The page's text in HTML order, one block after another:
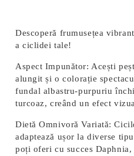
Descoperă frumusețea
a ciclidei tale!
Aspect Impunător: Acești
alungit și o colorație
fundal albastru-purpuriu
turcoaz, creând un efect
Dietă Omnivoră Variată:
adaptează ușor la diverse
poți oferi cu succes